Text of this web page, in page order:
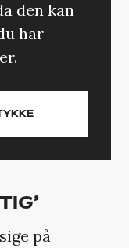
den kan
har
på